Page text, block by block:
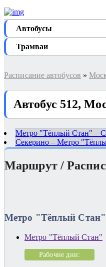
Автобуcы
Трамваи
Расписание автобусов »
Автобус 512,
Метро "Тёплый Стан" –
Секерино – Метро
Маршрут /
Метро "Тёплый
Метро "Тёплый Стан"
Рабочие дни: